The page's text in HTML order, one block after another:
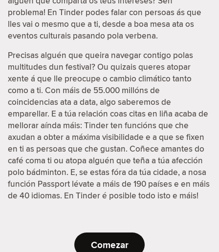
problema! En Tinder podes falar con persoas ás que
lles vai o mesmo que a ti, desde a boa mesa ata os
eventos culturais pasando pola verbena.
Precisas alguén que queira navegar contigo polas
multitudes dun festival? Ou quizais queres atopar
xente á que lle preocupe o cambio climático tanto
como a ti. Con máis de 55.000 millóns de
coincidencias ata a data, algo saberemos de
emparellar. E a túa relación coas citas en liña acaba de
mellorar aínda máis: Tinder ten funcións que che
axudan a obter a máxima visibilidade e a que se fixen
en ti as persoas que che gustan. Coñece amantes do
café coma ti ou atopa alguén que teña a túa afección
polo bádminton. E, se estas fóra da túa cidade, a nosa
función Passport lévate a máis de 190 países e en máis
de 40 idiomas. En Tinder é posible todo isto e máis!
Comezar